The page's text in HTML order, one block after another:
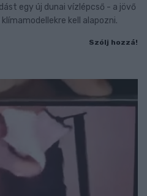
egy új dunai vízlépcső - a jövő
kell alapozni.
Szólj hozzá!